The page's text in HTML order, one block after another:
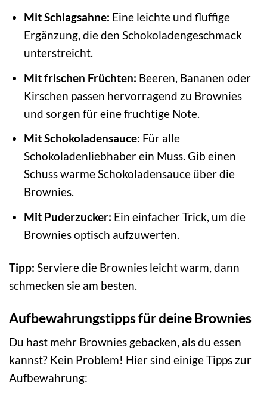
Mit Schlagsahne: Eine leichte und fluffige
Ergänzung, die den Schokoladengeschmack
unterstreicht.
Mit frischen Früchten: Beeren, Bananen oder
Kirschen passen hervorragend zu Brownies
und sorgen für eine fruchtige Note.
Mit Schokoladensauce: Für alle
Schokoladenliebhaber ein Muss. Gib einen
Schuss warme Schokoladensauce über die
Brownies.
Mit Puderzucker: Ein einfacher Trick, um die
Brownies optisch aufzuwerten.
Tipp: Serviere die Brownies leicht warm, dann
schmecken sie am besten.
Aufbewahrungstipps für deine Brownies
Du hast mehr Brownies gebacken, als du essen
kannst? Kein Problem! Hier sind einige Tipps zur
Aufbewahrung: